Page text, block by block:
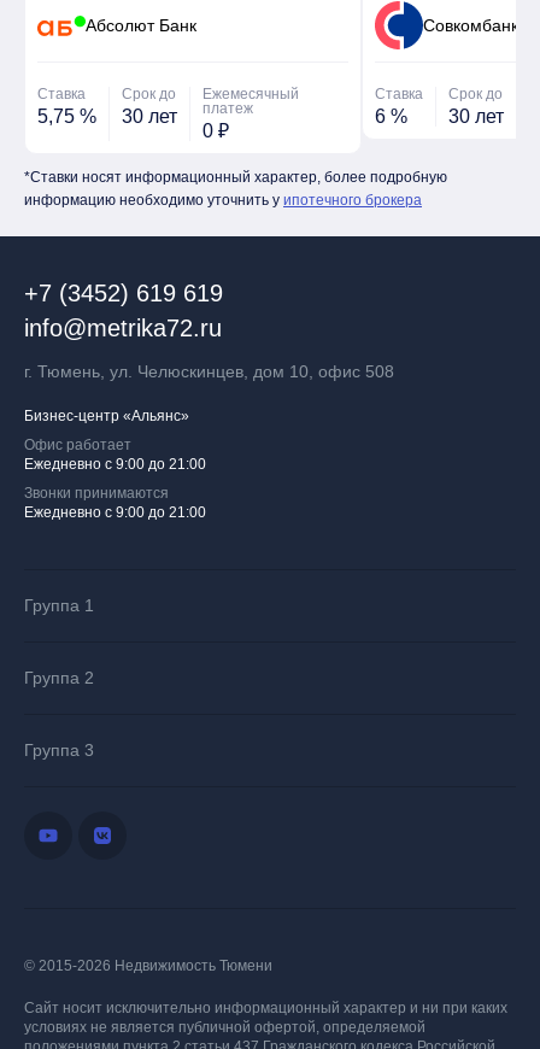
Абсолют Банк
Ставка
5,75 %
Срок до
30 лет
Ежемесячный
платеж
0 ₽
Cовкомбанк
Ставка
6 %
Срок до
30 лет
*Ставки носят информационный характер, более подробную
информацию необходимо уточнить у ипотечного брокера
+7 (3452) 619 619
info@metrika72.ru
г. Тюмень, ул. Челюскинцев, дом 10, офис 508
Бизнес-центр «Альянс»
Офис работает
Ежедневно с 9:00 до 21:00
Звонки принимаются
Ежедневно с 9:00 до 21:00
Группа 1
Группа 2
Группа 3
© 2015-2026 Недвижимость Тюмени
Сайт носит исключительно информационный характер и ни при каких
условиях не является публичной офертой, определяемой